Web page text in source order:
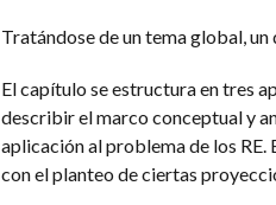
Tratándose de un tema global,
El capítulo se estructura en tres
describir el marco conceptual y
aplicación al problema de los RE.
con el planteo de ciertas